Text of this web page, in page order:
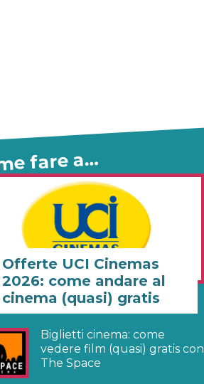
fare a…
Offerte UCI Cinemas
2026: come andare al
cinema (quasi) gratis
Biglietti cinema: come
vedere film (quasi) gratis con
The Space